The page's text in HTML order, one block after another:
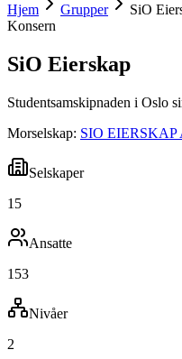
Hjem Grupper
SiO
Konsern
SiO Eierskap
Studentsamskipnaden i Oslo
Morselskap: SIO EIERSKAP
Selskaper
15
Ansatte
153
Nivåer
2